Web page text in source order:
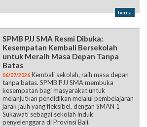
berita
SPMB PJJ SMA Resmi Dibuka:
Kesempatan Kembali Bersekolah
untuk Meraih Masa Depan Tanpa
Batas
06/07/2026 Kembali sekolah, raih masa depan
tanpa batas. SPMB PJJ SMA membuka
kesempatan bagi masyarakat untuk
melanjutkan pendidikan melalui pembelajaran
jarak jauh yang fleksibel, dengan SMAN 1
Sukawati sebagai sekolah induk
penyelenggara di Provinsi Bali.